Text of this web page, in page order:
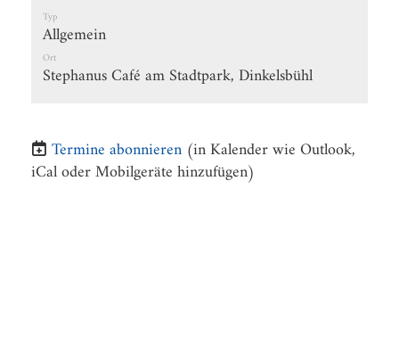
Typ
Allgemein
Ort
Stephanus Café am Stadtpark, Dinkelsbühl
Termine abonnieren (in Kalender wie Outlook,
iCal oder Mobilgeräte hinzufügen)